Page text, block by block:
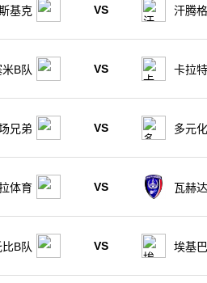
基克 VS 汗腾
B队 VS 卡拉
兄弟 VS 多元化
体育 VS 瓦赫
B队 VS 埃基